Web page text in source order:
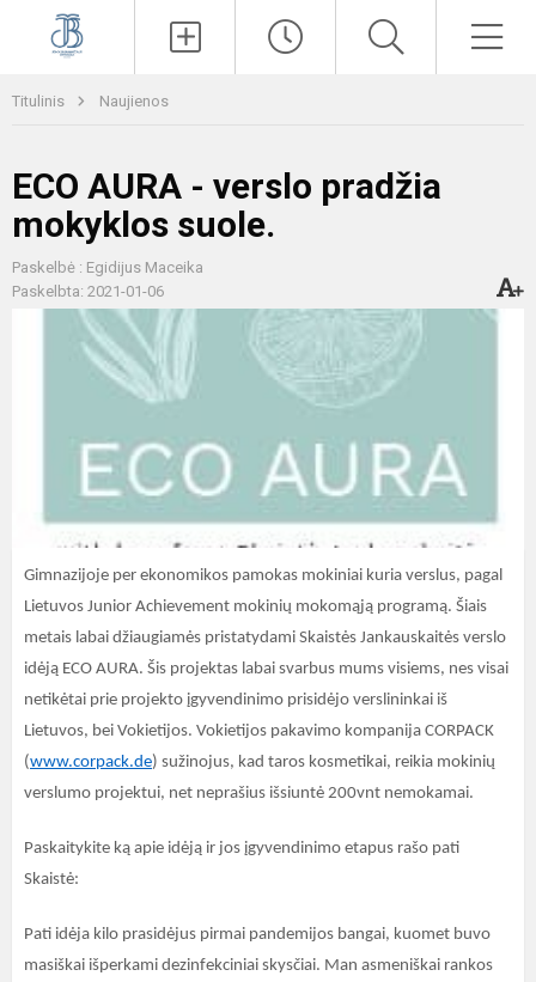
Titulinis Naujienos
ECO AURA - verslo pradžia
mokyklos suole.
Paskelbė : Egidijus Maceika
Paskelbta: 2021-01-06
Gimnazijoje per ekonomikos pamokas mokiniai kuria verslus, pagal
Lietuvos Junior Achievement mokinių mokomąją programą. Šiais
metais labai džiaugiamės pristatydami Skaistės Jankauskaitės verslo
idėją ECO AURA. Šis projektas labai svarbus mums visiems, nes visai
netikėtai prie projekto įgyvendinimo prisidėjo verslininkai iš
Lietuvos, bei Vokietijos. Vokietijos pakavimo kompanija CORPACK
(www.corpack.de) sužinojus, kad taros kosmetikai, reikia mokinių
verslumo projektui, net neprašius išsiuntė 200vnt nemokamai.
Paskaitykite ką apie idėją ir jos įgyvendinimo etapus rašo pati
Skaistė:
Pati idėja kilo prasidėjus pirmai pandemijos bangai, kuomet buvo
masiškai išperkami dezinfekciniai skysčiai. Man asmeniškai rankos